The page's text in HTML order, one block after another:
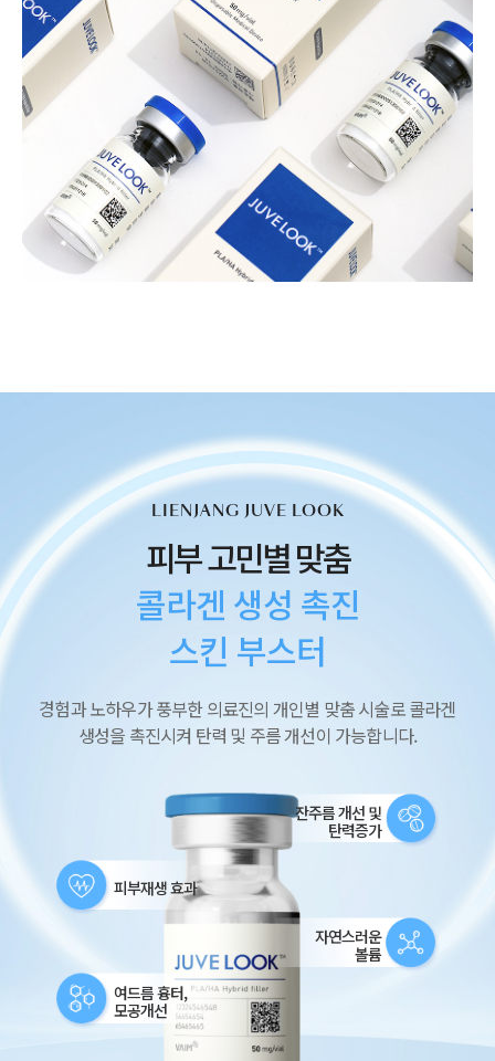
LIENJANG JUVE LOOK
피부 고민별 맞춤
콜라겐 생성 촉진
스킨 부스터
경험과 노하우가 풍부한 의료진의 개인별 맞춤 시술로콜라겐
생성을 촉진시켜 탄력 및 주름 개선이 가능합니다.
피부재생효과
잔주름 개선 및
탄력증가
여드름 흉터,
모공개선
자연스러운
볼륨